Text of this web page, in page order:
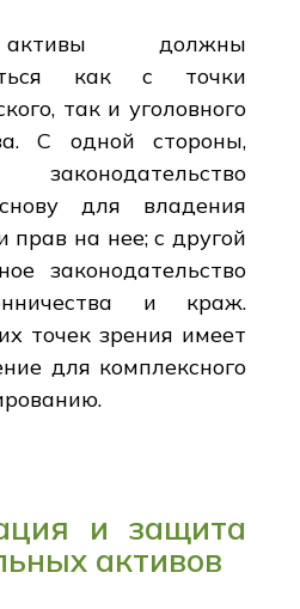
должны
как с точки
так и уголовного
С одной стороны,
для владения
прав на нее; с другой
законодательство
и краж.
точек зрения имеет
для комплексного
и защита
активов